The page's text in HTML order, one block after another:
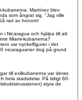
kubanerna. Martínez blev
som ångrat sig. "Jag ville
rart av honom!
i Nicaragua och hjälpa till att
Miami-kubanerna?
var nyckelfigurer i det
nicaraguaner dog på grund
till exilkubanerna var deras
hela stadsdelar. På tidigt 60-
styra de